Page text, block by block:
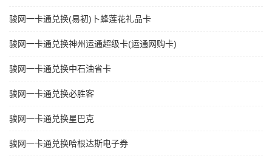
骏网一卡通兑换(易初)卜蜂莲花礼品卡
骏网一卡通兑换神州运通超级卡(运通网购卡)
骏网一卡通兑换中石油省卡
骏网一卡通兑换必胜客
骏网一卡通兑换星巴克
骏网一卡通兑换哈根达斯电子券